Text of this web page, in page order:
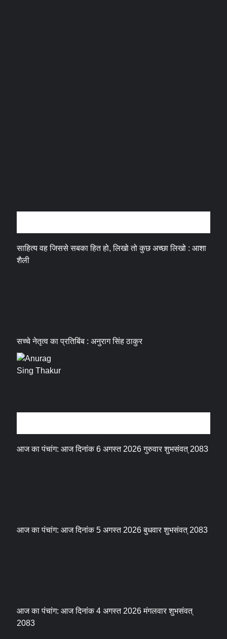
साहित्य वह जिससे सबका हित हो, लिखो तो कुछ अच्छा लिखो : आशा
शैली
सच्चे नेतृत्व का प्रतिबिंब : अनुराग सिंह ठाकुर
आज का पंचांग: आज दिनांक 6 अगस्त 2026 गुरुवार शुभसंवत् 2083
आज का पंचांग: आज दिनांक 5 अगस्त 2026 बुधवार शुभसंवत् 2083
आज का पंचांग: आज दिनांक 4 अगस्त 2026 मंगलवार शुभसंवत्
2083